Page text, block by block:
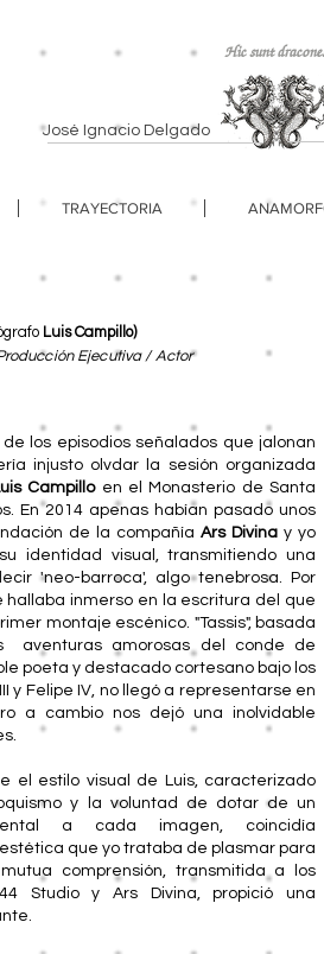
Hic sunt
José Ignacio Delgado
TRAYECTORIA
Luis Campillo)
Ejecutiva / Actor
los episodios señalados que jalonan
injusto olvdar la sesión organizada
Campilloen el Monasterio de Santa
En 2014 apenas habían pasado unos
de la compañía Ars Divina y yo
identidad visual, transmitiendo una
'neo-barroca', algo tenebrosa. Por
hallaba inmerso en la escritura del que
montaje escénico. "Tassis", basada
aventuras amorosas del conde de
poeta y destacado cortesano bajo los
y Felipe IV, no llegó a representarse en
a cambio nos dejó una inolvidable
el estilo visual de Luis, caracterizado
y la voluntad de dotar de un
a cada imagen, coincidía
que yo trataba de plasmar para
comprensión, transmitida a los
Studio y Ars Divina, propició una